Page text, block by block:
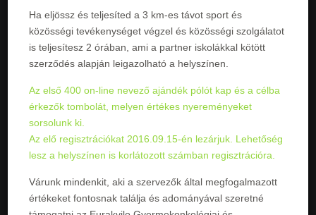
Ha eljössz és teljesíted a 3 km-es távot sport és
közösségi tevékenységet végzel és közösségi szolgálatot
is teljesítesz 2 órában, ami a partner iskolákkal kötött
szerződés alapján leigazolható a helyszínen.
Az első 400 on-line nevező ajándék pólót kap és a célba
érkezők tombolát, melyen értékes nyereményeket
sorsolunk ki.
Az elő regisztrációkat 2016.09.15-én lezárjuk. Lehetőség
lesz a helyszínen is korlátozott számban regisztrációra.
Várunk mindenkit, aki a szervezők által megfogalmazott
értékeket fontosnak találja és adományával szeretné